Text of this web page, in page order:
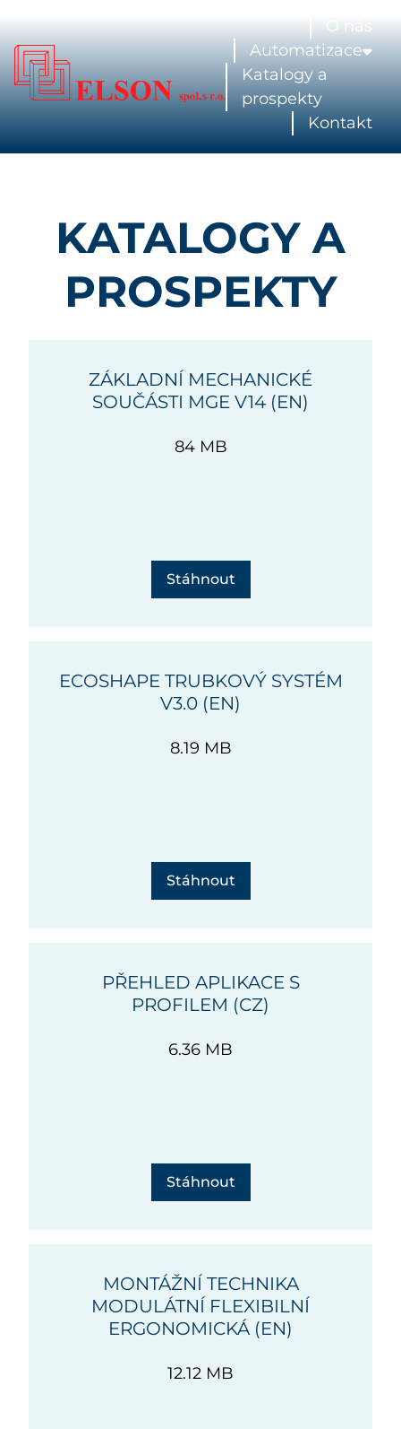
O nás
Automatizace
Katalogy a
prospekty
Kontakt
KATALOGY A
PROSPEKTY
ZÁKLADNÍ MECHANICKÉ
SOUČÁSTI MGE V14 (EN)
84 MB
Stáhnout
ECOSHAPE TRUBKOVÝ SYSTÉM
V3.0 (EN)
8.19 MB
Stáhnout
PŘEHLED APLIKACE S
PROFILEM (CZ)
6.36 MB
Stáhnout
MONTÁŽNÍ TECHNIKA
MODULÁTNÍ FLEXIBILNÍ
ERGONOMICKÁ (EN)
12.12 MB